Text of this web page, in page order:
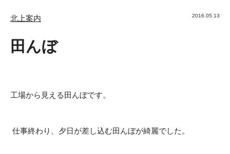
2016.05.13
北上案内
田んぼ
工場から見える田んぼです。
仕事終わり、夕日が差し込む田んぼが綺麗でした。